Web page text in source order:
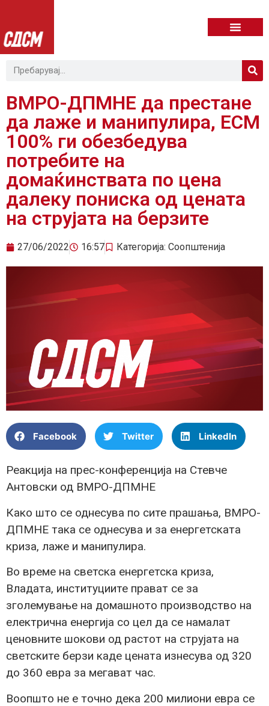
ВМРО-ДПМНЕ да престане
да лаже и манипулира, ЕСМ
100% ги обезбедува
потребите на
домаќинствата по цена
далеку пониска од цената
на струјата на берзите
27/06/2022 16:57 Категорија: Соопштенија
Facebook Twitter LinkedIn
Реакција на прес-конференција на Стевче
Антовски од ВМРО-ДПМНЕ
Како што се однесува по сите прашања, ВМРО-
ДПМНЕ така се однесува и за енергетската
криза, лаже и манипулира.
Во време на светска енергетска криза,
Владата, институциите прават се за
зголемување на домашното производство на
електрична енергија со цел да се намалат
ценовните шокови од растот на струјата на
светските берзи каде цената изнесува од 320
до 360 евра за мегават час.
Воопшто не е точно дека 200 милиони евра се